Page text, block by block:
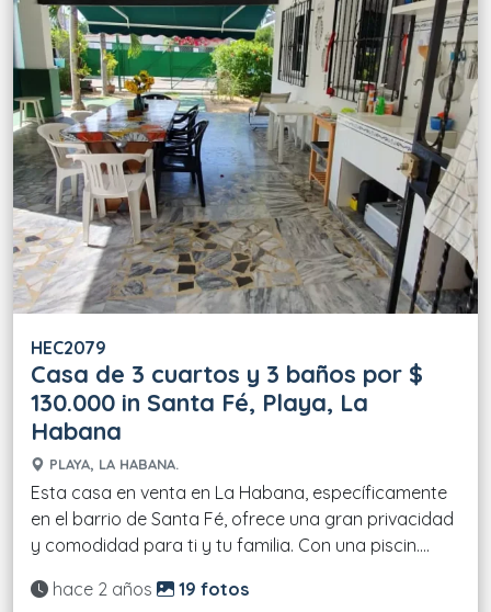
HEC2079
Casa de 3 cuartos y 3 baños por $
130.000 in Santa Fé, Playa, La
Habana
PLAYA, LA HABANA.
Esta casa en venta en La Habana, específicamente
en el barrio de Santa Fé, ofrece una gran privacidad
y comodidad para ti y tu familia. Con una piscin....
Actualizado:
hace 2 años 19 fotos